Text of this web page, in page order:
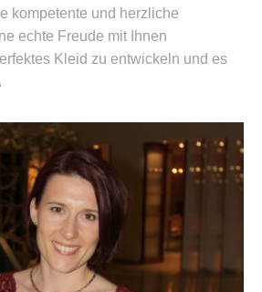
kompetente und herzliche
echte Freude mit Ihnen
Kleid zu entwickeln und es